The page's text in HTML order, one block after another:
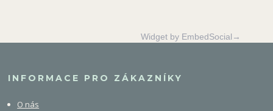
Widget by EmbedSocial→
INFORMACE PRO ZÁKAZNÍKY
O nás